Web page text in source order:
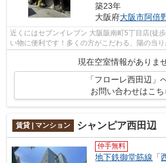
築23年
大阪府大阪市阿倍
近くにはセブンイレブン 大阪阪南町5丁目店(徒
い物に便利です！多くの方がこだわる、陽の当り
こちらはマンションタイプになります...
現在空室情報がありま
「フローレ西田辺」
お問い合わせはこち
賃貸 | マンション シャンピア西田辺
仲手無料
地下鉄御堂筋線 「